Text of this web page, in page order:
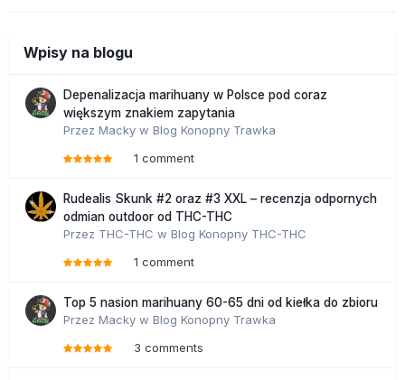
Wpisy na blogu
Depenalizacja marihuany w Polsce pod coraz
większym znakiem zapytania
Przez Macky w Blog Konopny Trawka
1 comment
Rudealis Skunk #2 oraz #3 XXL – recenzja odpornych
odmian outdoor od THC-THC
Przez THC-THC w Blog Konopny THC-THC
1 comment
Top 5 nasion marihuany 60-65 dni od kiełka do zbioru
Przez Macky w Blog Konopny Trawka
3 comments